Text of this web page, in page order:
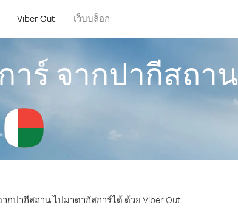
Viber Out เว็บบล็อก
าร์ จากปากีสถาน
ปากีสถาน ไปมาดากัสการ์ได้ ด้วย Viber Out